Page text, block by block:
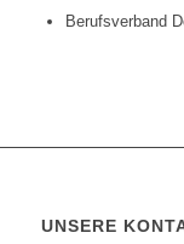
Berufsverband
UNSERE